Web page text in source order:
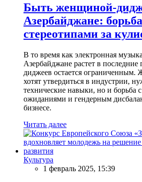
Быть женщиной-
Азербайджане:
стереотипами за
В то время как электронная
Азербайджане растет в
диджеев остается
хотят утвердиться в индустрии,
технические навыки, но и борьба
ожиданиями и гендерным
бизнесе.
Читать далее
Культура
1 февраль 2025, 15:39